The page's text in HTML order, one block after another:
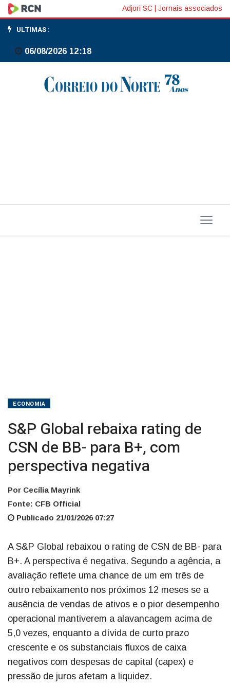
S&P
Global
rebaixa
rating
B+,
Adjori SC Jornais associados
ULTIMAS :
06/08/2026 12:18
ECONOMIA
S&P Global rebaixa rating de
CSN de BB- para B+, com
perspectiva negativa
Por Cecília Mayrink
Fonte: CFB Official
Publicado 21/01/2026 07:27
A S&P Global rebaixou o rating de CSN de BB- para
B+. A perspectiva é negativa. Segundo a agência, a
avaliação reflete uma chance de um em três de
outro rebaixamento nos próximos 12 meses se a
ausência de vendas de ativos e o pior desempenho
operacional mantiverem a alavancagem acima de
5,0 vezes, enquanto a dívida de curto prazo
crescente e os substanciais fluxos de caixa
negativos com despesas de capital (capex) e
pressão de juros afetam a liquidez.